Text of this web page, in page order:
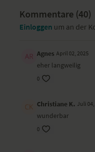
Kommentare (40)
Einloggen um an der
Agnes April 02, 2025
eher langweilig
0
Christiane K. Juli
wunderbar
0